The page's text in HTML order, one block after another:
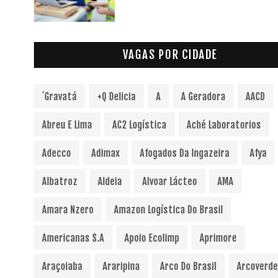
VAGAS POR CIDADE
´Gravatá +Q Delicia A A Geradora AACD
Abreu E Lima AC2 Logística Aché Laboratorios
Adecco Adimax Afogados Da Ingazeira Afya
Albatroz Aldeia Alvoar Lácteo AMA
Amara Nzero Amazon Logística Do Brasil
Americanas S.A Apoio Ecolimp Aprimore
Araçoiaba Araripina Arco Do Brasil Arcoverde